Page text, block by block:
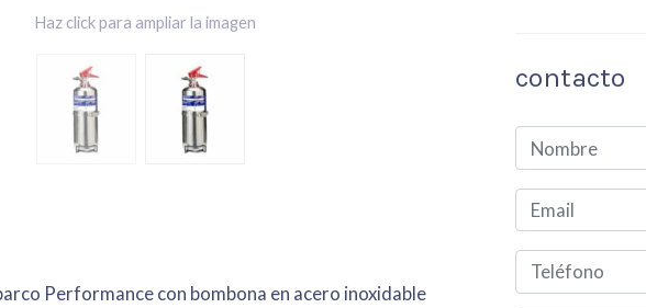
Haz click para ampliar la imagen
Performance con bombona en acero inoxidable
contacto